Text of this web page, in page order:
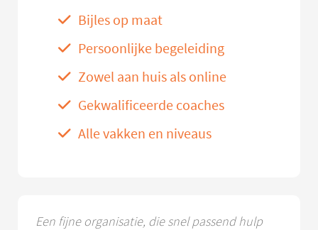
Bijles op maat
Persoonlijke begeleiding
Zowel aan huis als online
Gekwalificeerde coaches
Alle vakken en niveaus
Een fijne organisatie, die snel passend hulp